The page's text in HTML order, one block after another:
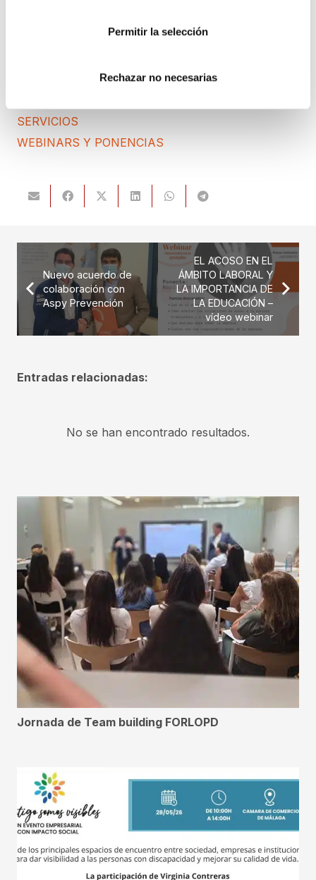
Permitir la selección
Rechazar no necesarias
POLÍTICA DE COOKIES
PROTECCIÓN DE DATOS
SERVICIOS
WEBINARS Y PONENCIAS
Nuevo acuerdo de
colaboración con
Aspy Prevención
EL ACOSO EN EL
ÁMBITO LABORAL Y
LA IMPORTANCIA DE
LA EDUCACIÓN –
vídeo webinar
Entradas relacionadas:
No se han encontrado resultados.
Jornada de Team building FORLOPD